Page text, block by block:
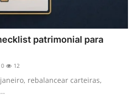
patrimonial para
0 12
rebalancear carteiras,